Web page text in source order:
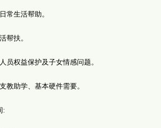
生活帮助。
扶。
权益保护及子女情感问题。
助学、基本硬件需要。
: